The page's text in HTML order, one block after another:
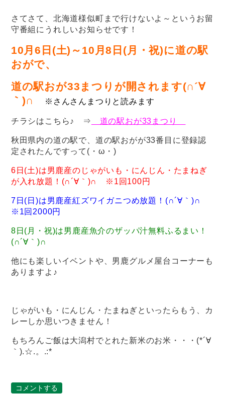
さてさて、北海道様似町まで行けないよ～というお留
守番組にうれしいお知らせです！
10月6日(土)～10月8日(月・祝)に道の駅
おがで、
道の駅おが33まつりが開されます(∩´∀
｀)∩
※さんさんまつりと読みます
チラシはこちら♪ ⇒ 道の駅おが33まつり
秋田県内の道の駅で、道の駅おがが33番目に登録認
定されたんですって(・ω・)
6日(土)は男鹿産のじゃがいも・にんじん・たまねぎ
が入れ放題！(∩´∀｀)∩ ※1回100円
7日(日)は男鹿産紅ズワイガニつめ放題！(∩´∀｀)∩
※1回2000円
8日(月・祝)は男鹿産魚介のザッパ汁無料ふるまい！
(∩´∀｀)∩
他にも楽しいイベントや、男鹿グルメ屋台コーナーも
ありますよ♪
じゃがいも・にんじん・たまねぎといったらもう、カ
レーしか思いつきません！
もちろんご飯は大潟村でとれた新米のお米・・・(*´∀
｀).☆.。.:*
コメントする